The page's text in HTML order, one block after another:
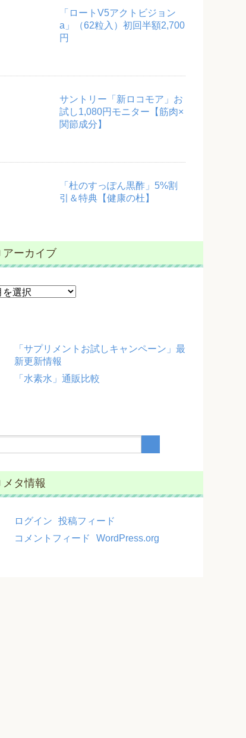
「ロートV5アクトビジョン
a」（62粒入）初回半額2,700
円
サントリー「新ロコモア」お
試し1,080円モニター【筋肉×
関節成分】
「杜のすっぽん黒酢」5%割
引＆特典【健康の杜】
アーカイブ
「サプリメントお試しキャンペーン」最
新更新情報
「水素水」通販比較
メタ情報
ログイン
投稿フィード
コメントフィード
WordPress.org